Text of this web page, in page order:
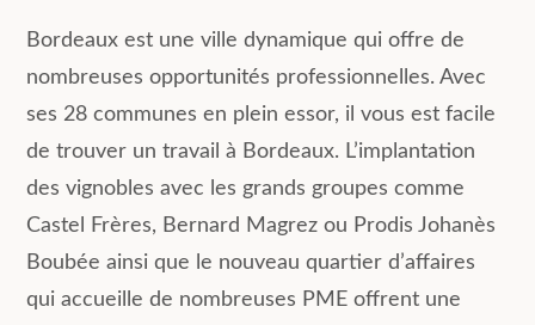
Bordeaux est une ville dynamique qui offre de
nombreuses opportunités professionnelles. Avec
ses 28 communes en plein essor, il vous est facile
de trouver un travail à Bordeaux. L’implantation
des vignobles avec les grands groupes comme
Castel Frères, Bernard Magrez ou Prodis Johanès
Boubée ainsi que le nouveau quartier d’affaires
qui accueille de nombreuses PME offrent une